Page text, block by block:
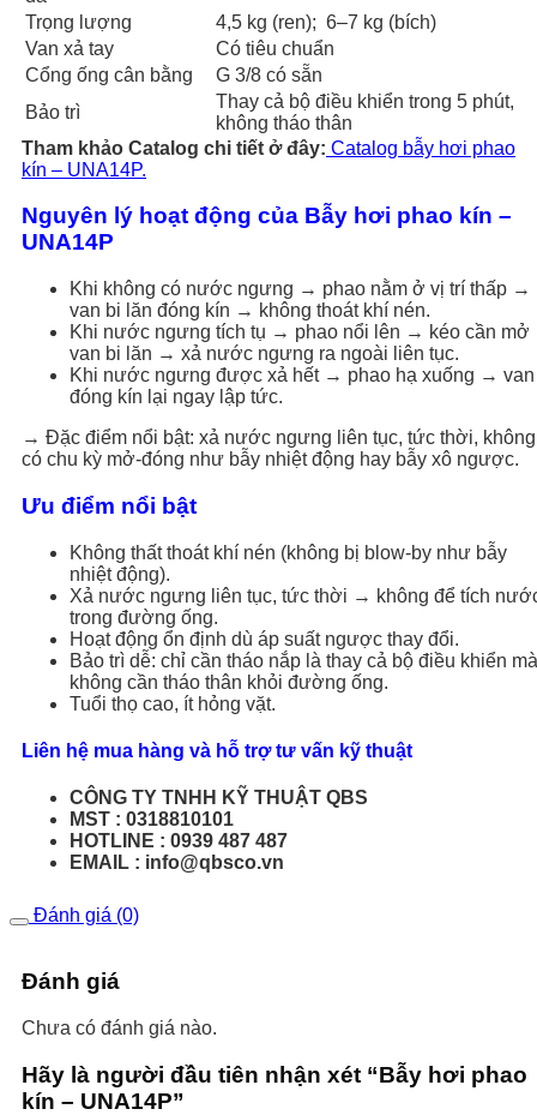
Trọng lượng
4,5 kg (ren); 6–7 kg (bích)
Van xả tay
Có tiêu chuẩn
Cổng ống cân bằng
G 3/8 có sẵn
Bảo trì
Thay cả bộ điều khiển trong 5 phút,
không tháo thân
Tham khảo Catalog chi tiết ở đây: Catalog bẫy hơi phao
kín – UNA14P.
Nguyên lý hoạt động của Bẫy hơi phao kín –
UNA14P
Khi không có nước ngưng → phao nằm ở vị trí thấp →
van bi lăn đóng kín → không thoát khí nén.
Khi nước ngưng tích tụ → phao nổi lên → kéo cần mở
van bi lăn → xả nước ngưng ra ngoài liên tục.
Khi nước ngưng được xả hết → phao hạ xuống → van
đóng kín lại ngay lập tức.
→ Đặc điểm nổi bật: xả nước ngưng liên tục, tức thời, không
có chu kỳ mở-đóng như bẫy nhiệt động hay bẫy xô ngược.
Ưu điểm nổi bật
Không thất thoát khí nén (không bị blow-by như bẫy
nhiệt động).
Xả nước ngưng liên tục, tức thời → không để tích
trong đường ống.
Hoạt động ổn định dù áp suất ngược thay đổi.
Bảo trì dễ: chỉ cần tháo nắp là thay cả bộ điều khiển mà
không cần tháo thân khỏi đường ống.
Tuổi thọ cao, ít hỏng vặt.
Liên hệ mua hàng và hỗ trợ tư vấn kỹ thuật
CÔNG TY TNHH KỸ THUẬT QBS
MST : 0318810101
HOTLINE : 0939 487 487
EMAIL : info@qbsco.vn
Đánh giá (0)
Đánh giá
Chưa có đánh giá nào.
Hãy là người đầu tiên nhận xét “Bẫy hơi phao
kín – UNA14P”